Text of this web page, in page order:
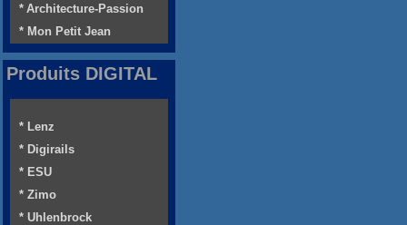
* Architecture-Passion
* Mon Petit Jean
Produits DIGITAL
* Lenz
* Digirails
* ESU
* Zimo
* Uhlenbrock